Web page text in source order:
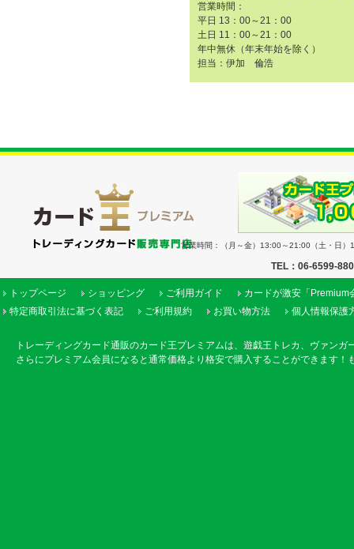
営業時間：
平日 13：00～21：00
土日 11：00～21：00
年中無休（年末年始を除く）
担当：伊加 倫浩
営業時間：（月～金）13:00～21:00（土・日
TEL：06-6599-
トップページ ショッピング ご利用ガイド
カードが激安「Premium
特定商取引法に基づく表記
ご利用規約 お買い物方法 個人情報保護
トレーディングカード通販のカード王プレミアムは、遊戯王トレカ、ヴァン
さらにプレミアム会員になると通常価格より格安で購入することができます